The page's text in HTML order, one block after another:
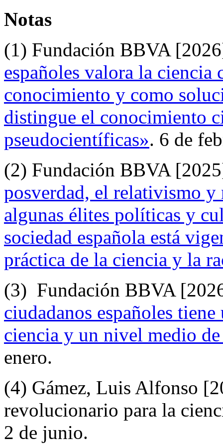
Notas
(1) Fundación BBVA
españoles valora la ciencia
conocimiento y como
distingue el conocimiento
pseudocientíficas». 6 de
(2) Fundación BBVA
posverdad, el relativismo
algunas élites políticas y
sociedad española está
práctica de la ciencia y la
(3) Fundación BBVA
ciudadanos españoles
ciencia y un nivel medio
enero.
(4) Gámez, Luis Alfonso
revolucionario para la
2 de junio.